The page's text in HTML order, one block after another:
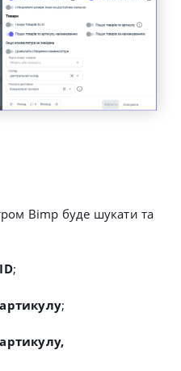
Bimp буде шукати та
;
;